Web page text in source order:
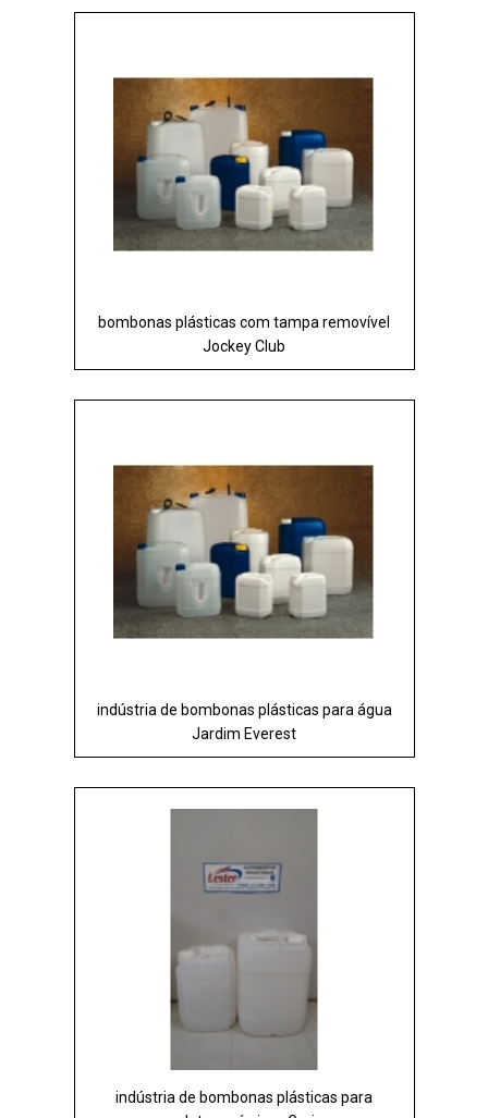
bombonas plásticas com tampa removível
Jockey Club
indústria de bombonas plásticas para água
Jardim Everest
indústria de bombonas plásticas para